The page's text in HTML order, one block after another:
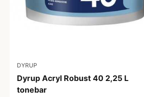
DYRUP
Dyrup Acryl Robust 40 2,25 L
tonebar